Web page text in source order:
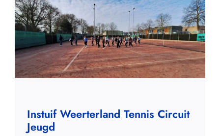
Instuif Weerterland Tennis Circuit
Jeugd